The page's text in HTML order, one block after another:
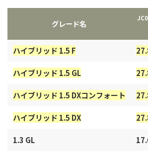
グレード名
ハイブリッド 1.5 F
ハイブリッド 1.5 GL
ハイブリッド 1.5 DXコンフォート
ハイブリッド 1.5 DX
1.3 GL